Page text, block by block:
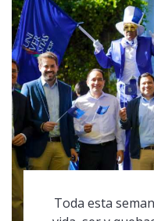
Toda esta